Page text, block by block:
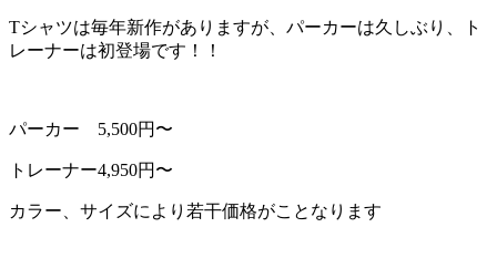
Tシャツは毎年新作がありますが、パーカーは久しぶり、ト
レーナーは初登場です！！
パーカー 5,500円〜
トレーナー4,950円〜
カラー、サイズにより若干価格がことなります